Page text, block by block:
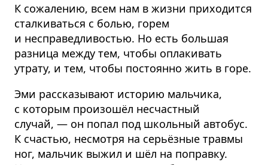
К сожалению, всем нам в жизни приходится
сталкиваться с болью, горем
и несправедливостью. Но есть большая
разница между тем, чтобы оплакивать
утрату, и тем, чтобы постоянно жить в горе.
Эми рассказывают историю мальчика,
с которым произошёл несчастный
случай, — он попал под школьный автобус.
К счастью, несмотря на серьёзные травмы
ног, мальчик выжил и шёл на поправку.